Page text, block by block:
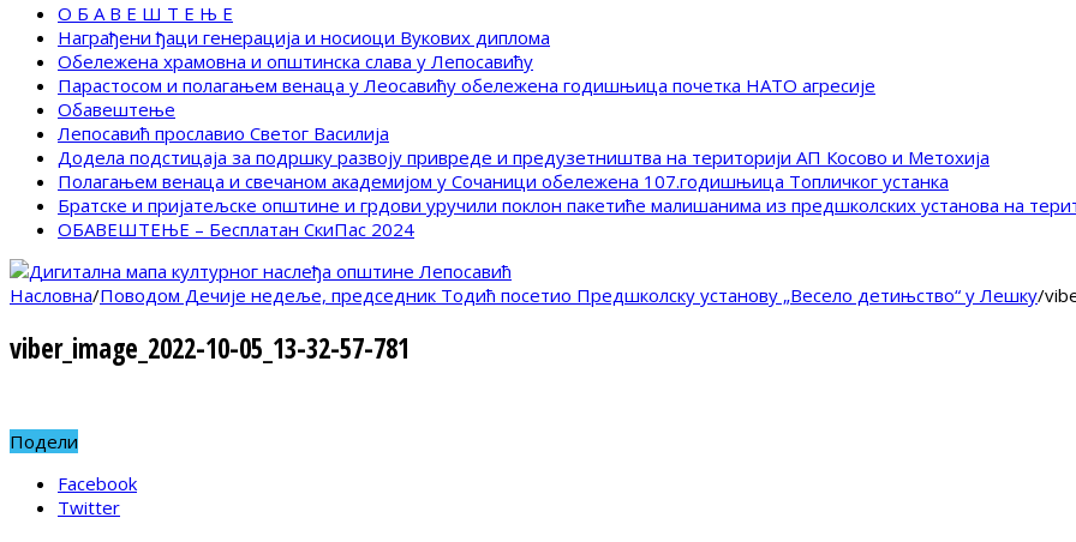
О Б А В Е Ш Т Е Њ Е
Награђени ђаци генерација и носиоци Вукових диплома
Обележена храмовна и општинска слава у Лепосавићу
Парастосом и полагањем венаца у Леосавићу обележена годишњица почетка НАТО агресије
Обавештење
Лепосавић прославио Светог Василија
Додела подстицаја за подршку развоју привреде и предузетништва на територији АП Косово и Метохија
Полагањем венаца и свечаном академијом у Сочаници обележена 107.годишњица Топличког устанка
Братске и пријатељске општине и грдови уручили поклон пакетиће малишанима из предшколских установа на
ОБАВЕШТЕЊЕ – Бесплатан СкиПас 2024
Насловна/Поводом Дечије недеље, председник Тодић посетио Предшколску установу „Весело детињство“ у Лешку/
viber_image_2022-10-05_13-32-57-781
Подели
Facebook
Twitter